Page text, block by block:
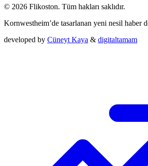
© 2026 Flikoston. Tüm hakları saklıdır.
Kornwestheim’de tasarlanan yeni nesil haber
developed by Cüneyt Kaya & digitaltamam